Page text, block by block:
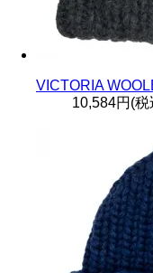
VICTORIA
10,584円(税